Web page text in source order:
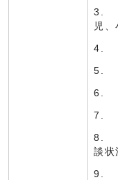
3.
児、
4.
5.
6.
7.
8.
談状
9.